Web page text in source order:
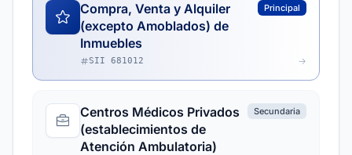
Compra, Venta y Alquiler
(excepto Amoblados) de
Inmuebles
Principal
SII 681012
Centros Médicos Privados
(establecimientos de
Atención Ambulatoria)
Secundaria